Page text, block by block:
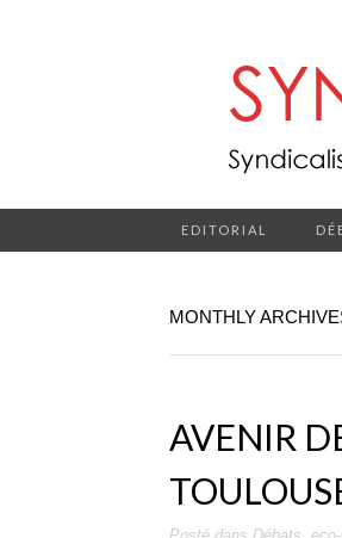
EDITORIAL
MONTHLY
AVENIR